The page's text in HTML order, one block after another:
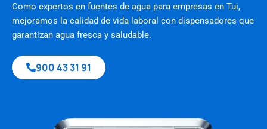
Como expertos en fuentes de agua para empresas en Tui,
mejoramos la calidad de vida laboral con dispensadores que
garantizan agua fresca y saludable.
900 43 31 91